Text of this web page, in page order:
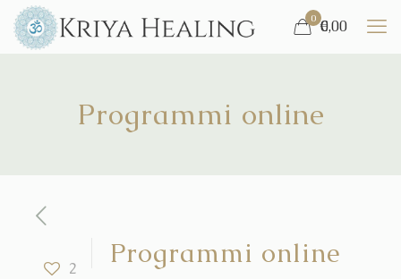
0 €
0,00
Programmi online
2 Programmi online